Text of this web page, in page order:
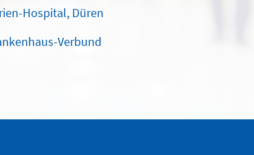
Hospital, Düren
Verbund